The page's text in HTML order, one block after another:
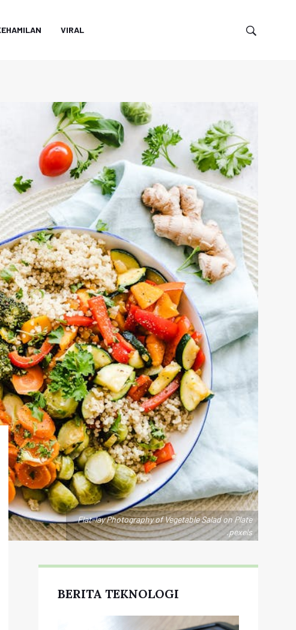
VIRAL
Flat-lay Photography of Vegetable Salad on Plate
.pexels
BERITA TEKNOLOGI